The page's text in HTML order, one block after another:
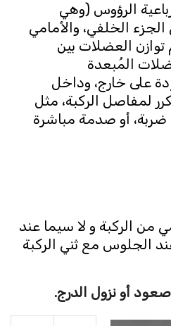
الرؤوس (وهي
الخلفي، والأمامي
العضلات بين
المُبعدة
على خارج، وداخل
لمفاصل الركبة، مثل
ضربة، أو صدمة مباشرة
من الركبة و لا سيما عند
الجلوس مع ثني الركبة
صعود أو نزول الدرج.